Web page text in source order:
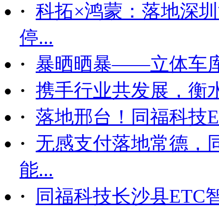
· 科拓×鸿蒙：落地深
停...
· 暴晒晒暴——立体车
· 携手行业共发展，衡
· 落地邢台！同福科技
· 无感支付落地常德，
能...
·
同福科技长沙县ETC